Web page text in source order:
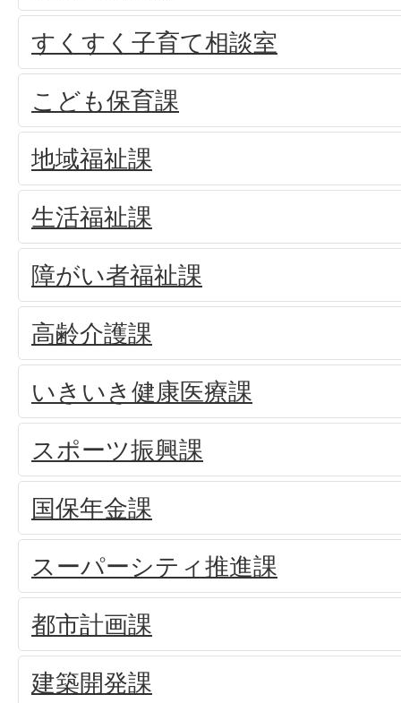
すくすく子育て相談室
こども保育課
地域福祉課
生活福祉課
障がい者福祉課
高齢介護課
いきいき健康医療課
スポーツ振興課
国保年金課
スーパーシティ推進課
都市計画課
建築開発課